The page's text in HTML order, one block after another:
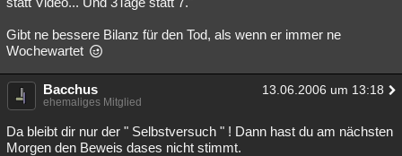
Gibt ne bessere Bilanz für den Tod, als wenn er immer ne
Wochewartet
Bacchus 13.06.2006 um 13:18
ehemaliges Mitglied
Da bleibt dir nur der " Selbstversuch " ! Dann hast du am nächsten
Morgen den Beweis dases nicht stimmt.